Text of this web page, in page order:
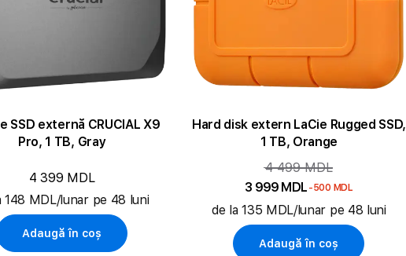
SSD externă CRUCIAL X9
Pro, 1 TB, Gray
4 399 MDL
148 MDL/lunar pe 48 luni
Adaugă în coș
Hard disk extern LaCie Rugged SSD,
1 TB, Orange
4 499 MDL
3 999 MDL -500 MDL
de la 135 MDL/lunar pe 48 luni
Adaugă în coș